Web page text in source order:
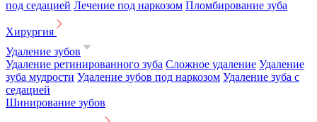
под седацией Лечение под наркозом Пломбирование зуба
Хирургия
Удаление зубов
Удаление ретинированного зуба Сложное удаление Удаление
зуба мудрости Удаление зубов под наркозом Удаление зуба с
седацией
Шинирование зубов